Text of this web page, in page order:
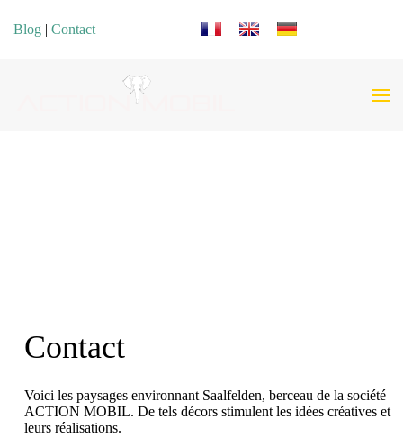
Blog | Contact Sélectionnez votre langue
Contact
Voici les paysages environnant Saalfelden, berceau de la société
ACTION MOBIL. De tels décors stimulent les idées créatives et
leurs réalisations.